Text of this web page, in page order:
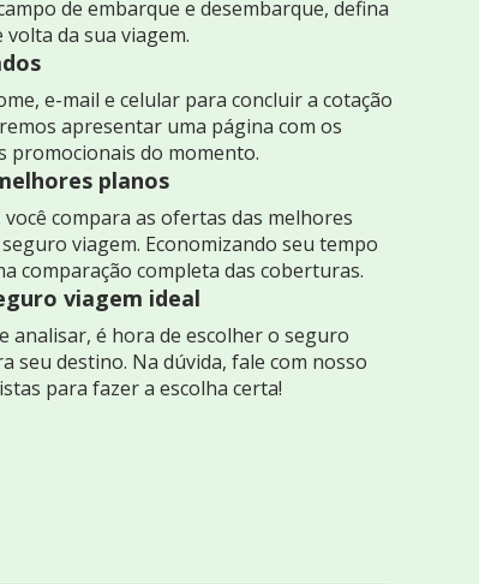
de embarque e desembarque, defina
volta da sua viagem.
e-mail e celular para concluir a cotação
apresentar uma página com os
promocionais do momento.
planos
você compara as ofertas das melhores
viagem. Economizando seu tempo
comparação completa das coberturas.
viagem ideal
analisar, é hora de escolher o seguro
seu destino. Na dúvida, fale com nosso
para fazer a escolha certa!